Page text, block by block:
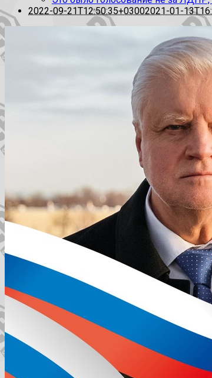
2022-09-21T12:50:35+03002021-01-